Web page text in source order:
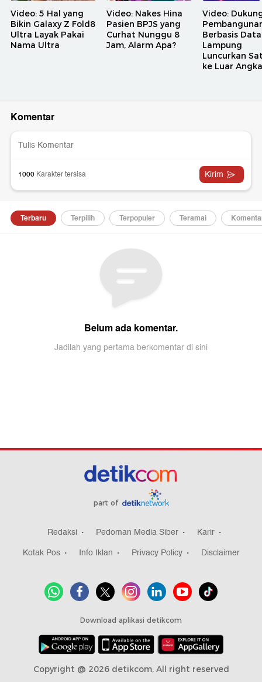
Video: 5 Hal yang
Bikin Galaxy Z Fold8
Ultra Layak Pakai
Nama Ultra
Video: Nakes Hina
Pasien BPJS yang
Curhat Nunggu 8
Jam, Alarm Apa?
Video:
Berbasis
Lampung
Luncurkan
ke Luar
part of
Redaksi Pedoman Media Siber
Karir
Kotak Pos
Info Iklan Privacy Policy Disclaimer
Download aplikasi detikcom
Copyright @ 2026 detikcom, All right reserved